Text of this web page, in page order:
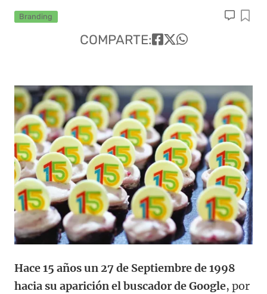
Branding
COMPARTE:
Hace 15 años un 27 de Septiembre de 1998
hacia su aparición el buscador de Google, por